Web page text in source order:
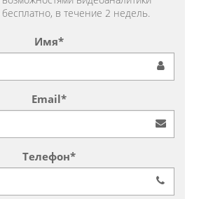
в течение 2 недель.
Имя*
Email*
Телефон*